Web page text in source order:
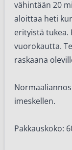
vähintään 20
aloittaa heti
erityistä tukea.
vuorokautta.
raskaana
imeskellen.
Pakkauskoko: